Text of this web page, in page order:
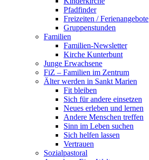
Pfadfinder
Freizeiten / Ferienangebote
Gruppenstunden
Familien
Familien-Newsletter
Kirche Kunterbunt
Junge Erwachsene
FiZ – Familien im Zentrum
Älter werden in Sankt Marien
Fit bleiben
Sich für andere einsetzen
Neues erleben und lernen
Andere Menschen treffen
Sinn im Leben suchen
Sich helfen lassen
Vertrauen
Sozialpastoral